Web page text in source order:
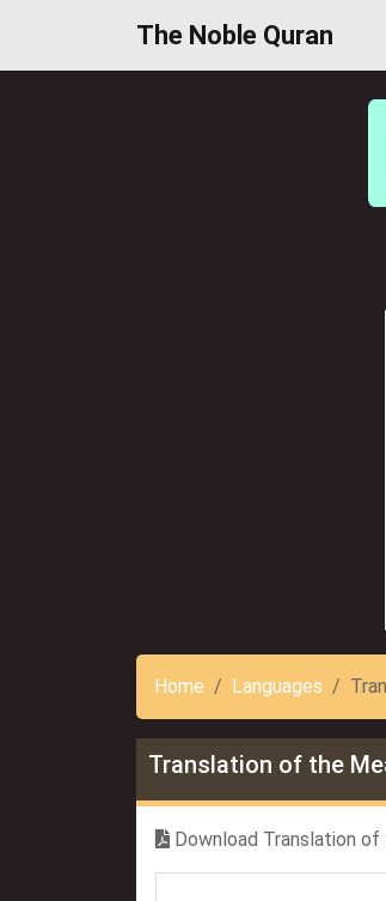
The Noble Quran
Home Languages
Translation of the
Download Translation